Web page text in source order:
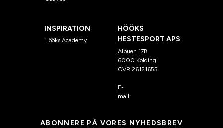
INSPIRATION
Hööks Academy
HÖÖKS
HESTESPORT APS
Albuen 17B
6000 Kolding
CVR 26121655
E-
mail:
ABONNERE PÅ VORES NYHEDSBREV